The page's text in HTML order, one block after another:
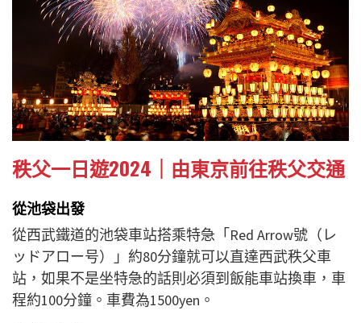
秩父一日遊2024｜由東京前往秩父交通
從池袋出發
從西武鐵道的池袋車站搭乘特急「Red Arrow號（レ
ッドアロー号）」約80分鐘就可以直達西武秩父車
站，如果不是坐特急的話則必須到飯能車站換車，車
程約100分鐘。車費為1500yen。